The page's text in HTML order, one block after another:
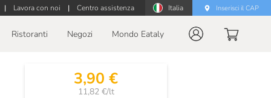
| Lavora con noi | Centro assistenza Italia Inserisci il CAP
Ristoranti Negozi Mondo Eataly
3,90 €
11,82 €/lt